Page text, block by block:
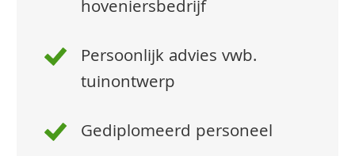
hoveniersbedrijf
Persoonlijk advies vwb.
tuinontwerp
Gediplomeerd personeel